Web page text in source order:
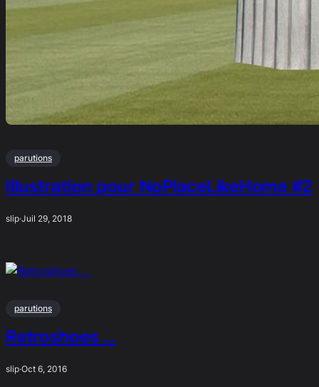
parutions
Illustration pour NoPlaceLikeHome #2
slip·Juil 29, 2018
parutions
Retroshoes …
slip·Oct 6, 2016